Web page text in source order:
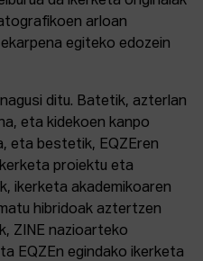
arloan
egiteko edozein
ditu. Batetik, azterlan
eta kidekoen kanpo
eta bestetik, EQZEren
proiektu eta
ikerketa akademikoaren
hibridoak aztertzen
ZINE nazioarteko
EQZEn egindako ikerketa